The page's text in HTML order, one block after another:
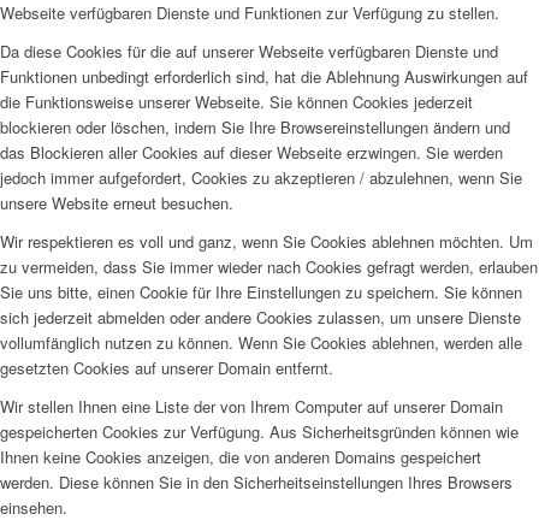
Webseite verfügbaren Dienste und Funktionen zur Verfügung zu stellen.
Da diese Cookies für die auf unserer Webseite verfügbaren Dienste und
Funktionen unbedingt erforderlich sind, hat die Ablehnung Auswirkungen auf
die Funktionsweise unserer Webseite. Sie können Cookies jederzeit
blockieren oder löschen, indem Sie Ihre Browsereinstellungen ändern und
das Blockieren aller Cookies auf dieser Webseite erzwingen. Sie werden
jedoch immer aufgefordert, Cookies zu akzeptieren / abzulehnen, wenn Sie
unsere Website erneut besuchen.
Wir respektieren es voll und ganz, wenn Sie Cookies ablehnen möchten. Um
zu vermeiden, dass Sie immer wieder nach Cookies gefragt werden, erlauben
Sie uns bitte, einen Cookie für Ihre Einstellungen zu speichern. Sie können
sich jederzeit abmelden oder andere Cookies zulassen, um unsere Dienste
vollumfänglich nutzen zu können. Wenn Sie Cookies ablehnen, werden alle
gesetzten Cookies auf unserer Domain entfernt.
Wir stellen Ihnen eine Liste der von Ihrem Computer auf unserer Domain
gespeicherten Cookies zur Verfügung. Aus Sicherheitsgründen können wie
Ihnen keine Cookies anzeigen, die von anderen Domains gespeichert
werden. Diese können Sie in den Sicherheitseinstellungen Ihres Browsers
einsehen.